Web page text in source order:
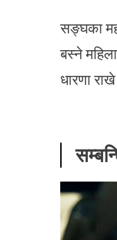
सङ्घका
बस्ने
धारणा राखे